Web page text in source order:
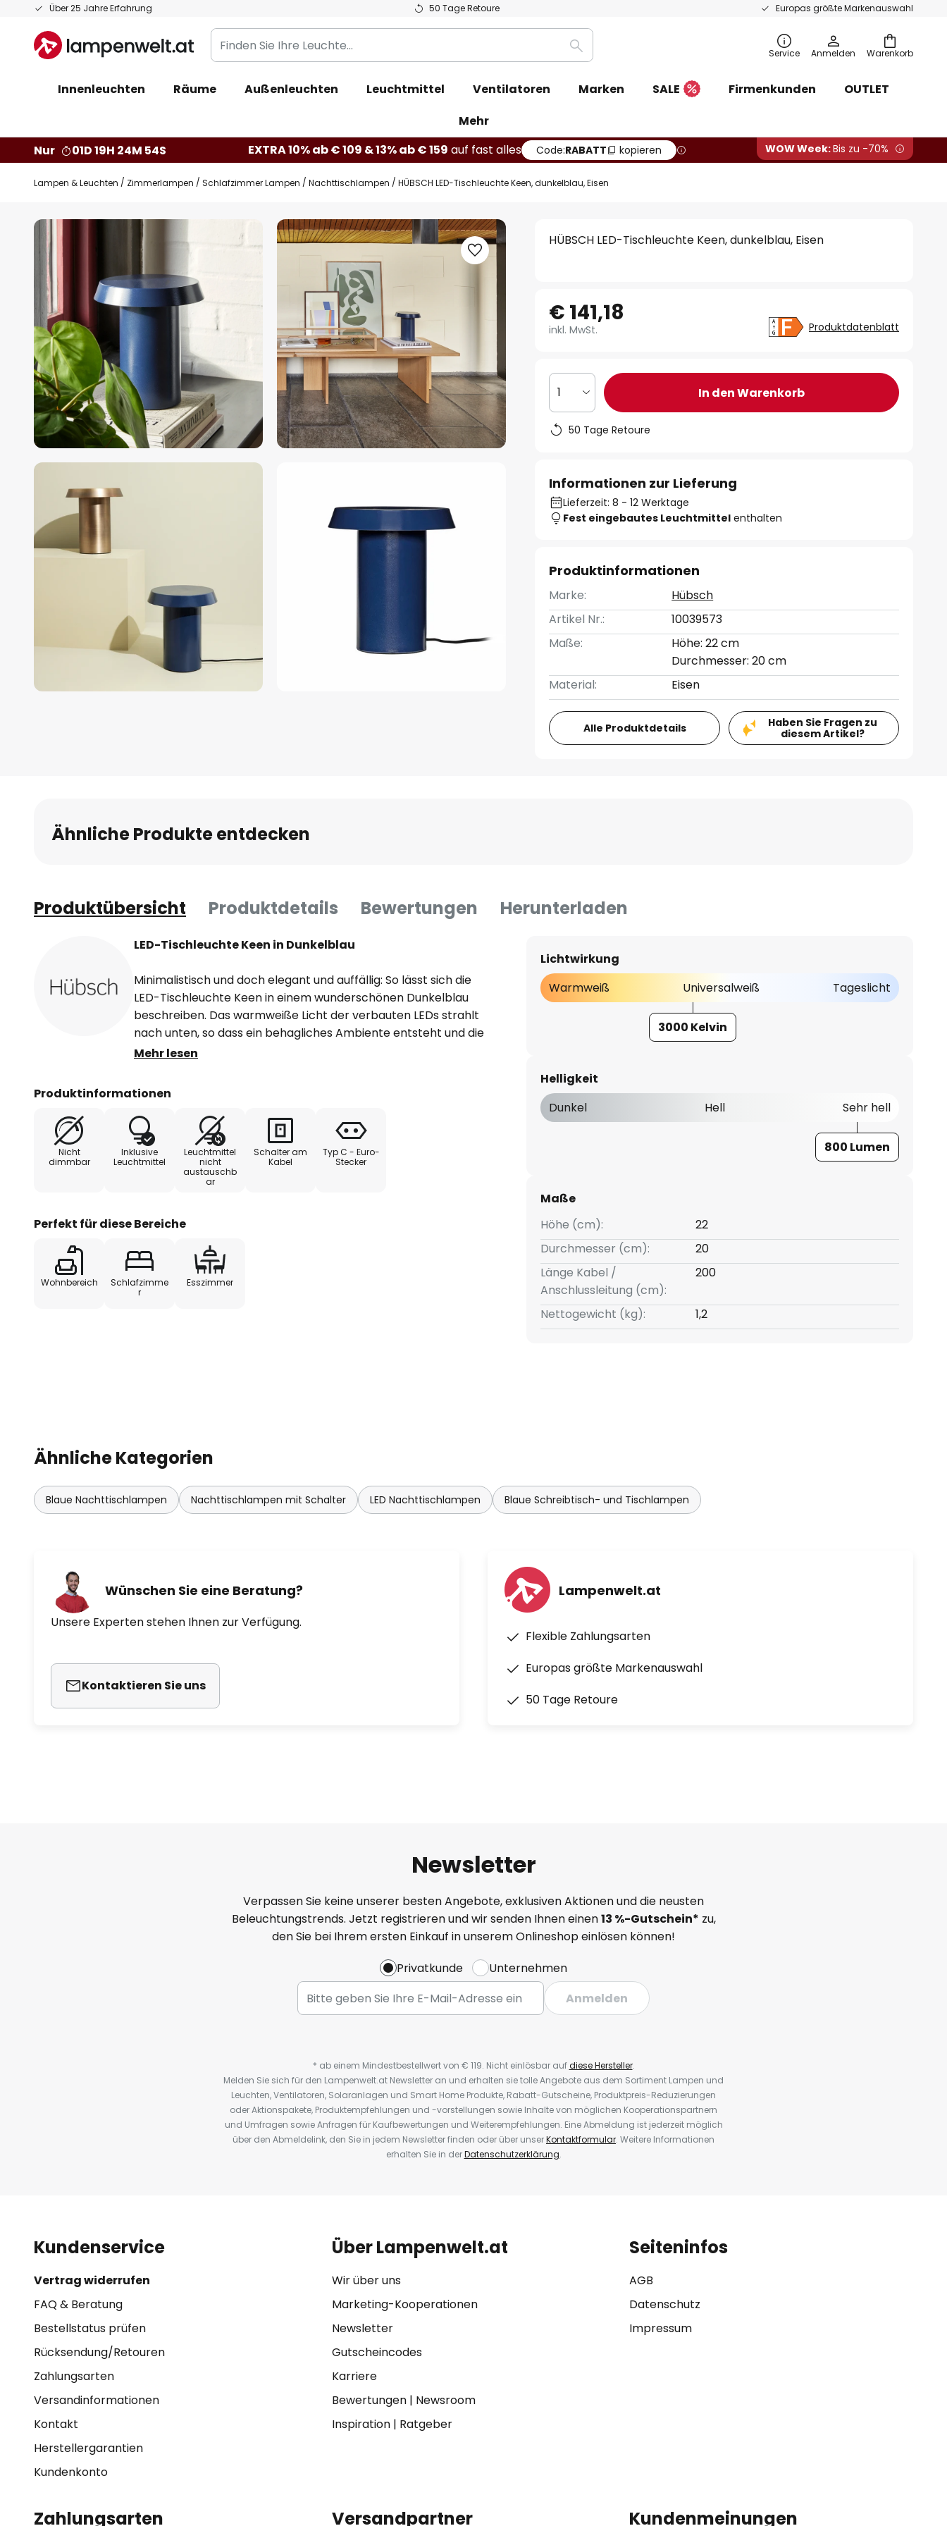
Über 25 Jahre Erfahrung 50 Tage Retoure Europas größte Markenauswahl
Zum
springen
Warenkorb
Finden
Sie
Leuchte...
Suche Service Anmelden
Innenleuchten Räume Außenleuchten Leuchtmittel Ventilatoren Marken SALE Firmenkunden
OUTLET
Mehr
Nur
01D 19H 24M 53S EXTRA 10% ab € 109 & 13% ab € 159 auf fast alles Code:RABATT kopieren WOW Week:Bis zu -70%
Lampen & Leuchten Zimmerlampen Schlafzimmer Lampen Nachttischlampen HÜBSCH LED-Tischleuchte Keen, dunkelblau, Eisen
Zum
Ende
der
Bildgalerie
springen
HÜBSCH LED-Tischleuchte Keen, dunkelblau, Eisen
€ 141,18
inkl. MwSt. Produktdatenblatt
1 In den Warenkorb
50 Tage Retoure
Informationen zur Lieferung
Lieferzeit: 8 - 12 Werktage
Fest eingebautes Leuchtmittel enthalten
Produktinformationen
Marke:
Hübsch
Artikel Nr.:
10039573
Maße:
Höhe: 22 cm
Durchmesser: 20 cm
Material:
Eisen
Alle Produktdetails
Haben Sie Fragen zu
diesem Artikel?
Ähnliche Produkte entdecken
Produktübersicht Produktdetails Bewertungen Herunterladen
LED-Tischleuchte Keen in Dunkelblau
Minimalistisch und doch elegant und auffällig: So lässt sich die
LED-Tischleuchte Keen in einem wunderschönen Dunkelblau
beschreiben. Das warmweiße Licht der verbauten LEDs strahlt
nach unten, so dass ein behagliches Ambiente entsteht und die
Leuchte selbst inszeniert wird. Ob auf dem Nachttisch, einem
oder auch auf der Fensterbank - die LED-Tischleuchte Keen ist
Mehr lesen
Produktinformationen
Nicht
dimmbar
Inklusive
Leuchtmittel
Leuchtmittel
nicht
austauschb
ar
Schalter am
Kabel
Typ C - Euro-
Stecker
Perfekt für diese Bereiche
Wohnbereich
Schlafzimme
r
Esszimmer
Lichtwirkung
Warmweiß
Universalweiß Tageslicht
3000 Kelvin
Helligkeit
Dunkel
Hell Sehr hell
800 Lumen
Maße
Höhe (cm):
22
Durchmesser (cm):
20
Länge Kabel /
Anschlussleitung (cm):
200
Nettogewicht (kg): 1,2
Ähnliche Kategorien
Blaue Nachttischlampen Nachttischlampen mit Schalter LED Nachttischlampen Blaue Schreibtisch- und Tischlampen
Wünschen Sie eine Beratung?
Unsere Experten stehen Ihnen zur Verfügung.
Kontaktieren Sie uns
Lampenwelt.at
Flexible Zahlungsarten
Europas größte Markenauswahl
50 Tage Retoure
Newsletter
Verpassen Sie keine unserer besten Angebote, exklusiven Aktionen und die neusten
Beleuchtungstrends. Jetzt registrieren und wir senden Ihnen einen13 %-Gutschein* zu,
den Sie bei Ihrem ersten Einkauf in unserem Onlineshop einlösen können!
Privatkunde
Unternehmen
Anmelden
* ab einem Mindestbestellwert von € 119. Nicht einlösbar aufdiese Hersteller.
Melden Sie sich für den Lampenwelt.at Newsletter an und erhalten sie tolle Angebote aus dem Sortiment Lampen und
Leuchten, Ventilatoren, Solaranlagen und Smart Home Produkte, Rabatt-Gutscheine, Produktpreis-Reduzierungen
oder Aktionspakete, Produktempfehlungen und -vorstellungen sowie Inhalte von möglichen Kooperationspartnern
und Umfragen sowie Anfragen für Kaufbewertungen und Weiterempfehlungen. Eine Abmeldung ist jederzeit möglich
über den Abmeldelink, den Sie in jedem Newsletter finden oder über unserKontaktformular. Weitere Informationen
erhalten Sie in derDatenschutzerklärung.
Kundenservice
Vertrag widerrufen
FAQ & Beratung
Bestellstatus prüfen
Rücksendung/Retouren
Zahlungsarten
Versandinformationen
Kontakt
Herstellergarantien
Kundenkonto
Über Lampenwelt.at
Wir über uns
Marketing-Kooperationen
Newsletter
Gutscheincodes
Karriere
Bewertungen| Newsroom
Inspiration| Ratgeber
Seiteninfos
AGB
Datenschutz
Impressum
Zahlungsarten Versandpartner Kundenmeinungen